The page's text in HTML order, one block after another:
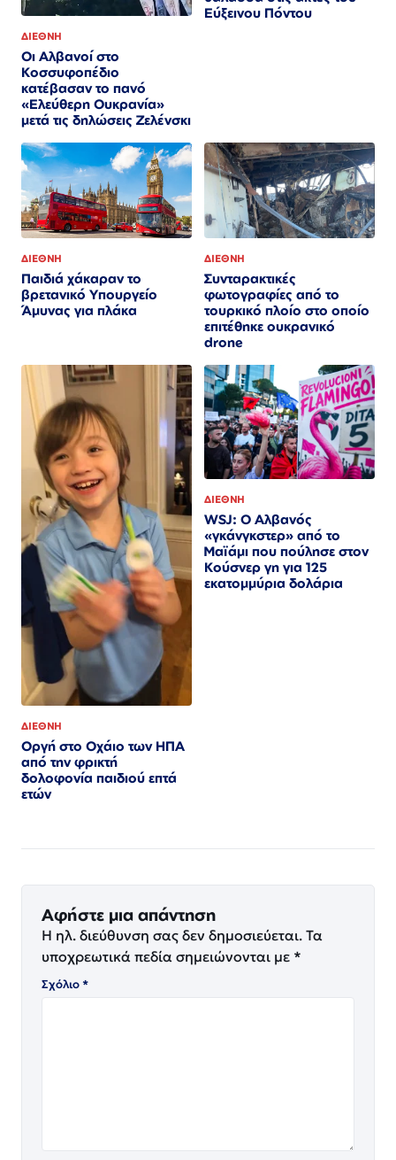
ΔΙΕΘΝΗ
Οι Αλβανοί στο
Κοσσυφοπέδιο
κατέβασαν το πανό
«Ελεύθερη Ουκρανία»
μετά τις δηλώσεις Ζελένσκι
Εύξεινου Πόντου
ΔΙΕΘΝΗ
Παιδιά χάκαραν το
βρετανικό Υπουργείο
Άμυνας για πλάκα
ΔΙΕΘΝΗ
Συνταρακτικές
φωτογραφίες από το
τουρκικό πλοίο στο οποίο
επιτέθηκε ουκρανικό
drone
ΔΙΕΘΝΗ
Οργή στο Οχάιο των ΗΠΑ
από την φρικτή
δολοφονία παιδιού επτά
ετών
ΔΙΕΘΝΗ
WSJ: Ο Αλβανός
«γκάνγκστερ» από το
Μαϊάμι που πούλησε στον
Κούσνερ γη για 125
εκατομμύρια δολάρια
Αφήστε μια απάντηση
Η ηλ. διεύθυνση σας δεν δημοσιεύεται. Τα
υποχρεωτικά πεδία σημειώνονται με *
Σχόλιο*